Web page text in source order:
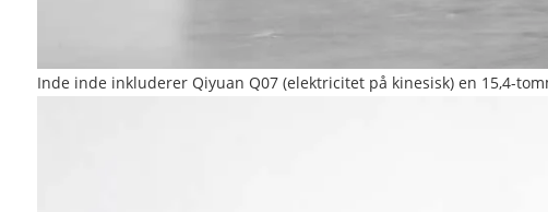
Inde inde inkluderer Qiyuan Q07 (elektricitet på kinesisk) en 15,4-